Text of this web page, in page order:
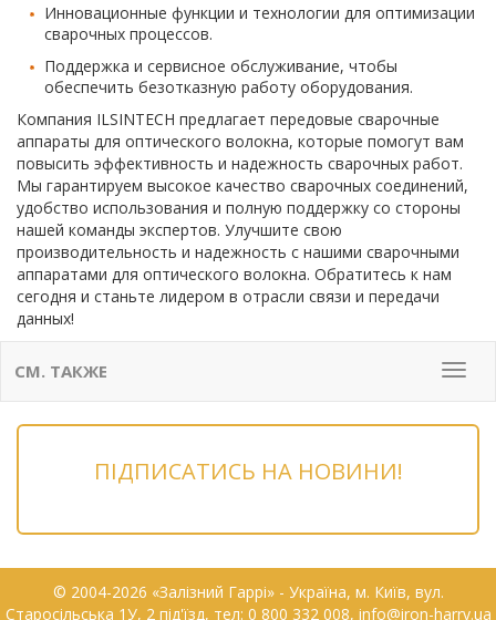
Инновационные функции и технологии для оптимизации
сварочных процессов.
Поддержка и сервисное обслуживание, чтобы
обеспечить безотказную работу оборудования.
Компания ILSINTECH предлагает передовые сварочные
аппараты для оптического волокна, которые помогут вам
повысить эффективность и надежность сварочных работ.
Мы гарантируем высокое качество сварочных соединений,
удобство использования и полную поддержку со стороны
нашей команды экспертов. Улучшите свою
производительность и надежность с нашими сварочными
аппаратами для оптического волокна. Обратитесь к нам
сегодня и станьте лидером в отрасли связи и передачи
данных!
Меню
СМ. ТАКЖЕ
ПІДПИСАТИСЬ НА НОВИНИ!
© 2004-2026 «Залізний Гаррі» - Українa, м. Київ, вул.
Старосільська 1У, 2 під'їзд, тел: 0 800 332 008, info@iron-harry.ua